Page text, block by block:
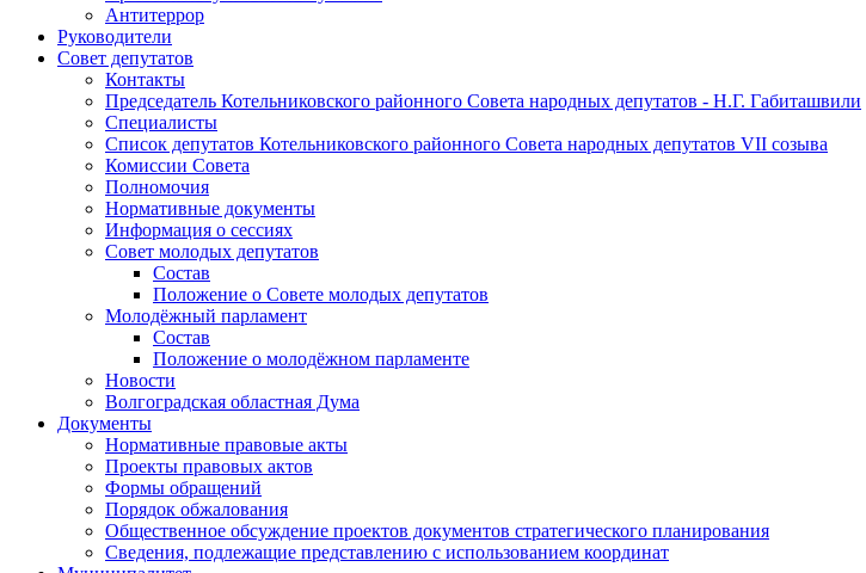
Антитеррор
Руководители
Совет депутатов
Контакты
Председатель Котельниковского районного Совета народных депутатов - Н.Г. Габиташвили
Специалисты
Список депутатов Котельниковского районного Совета народных депутатов VII созыва
Комиссии Совета
Полномочия
Нормативные документы
Информация о сессиях
Совет молодых депутатов
Состав
Положение о Совете молодых депутатов
Молодёжный парламент
Состав
Положение о молодёжном парламенте
Новости
Волгоградская областная Дума
Документы
Нормативные правовые акты
Проекты правовых актов
Формы обращений
Порядок обжалования
Общественное обсуждение проектов документов стратегического планирования
Сведения, подлежащие представлению с использованием координат